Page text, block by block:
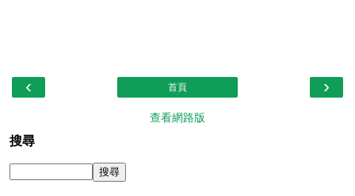
‹ ›
首頁
查看網路版
搜尋